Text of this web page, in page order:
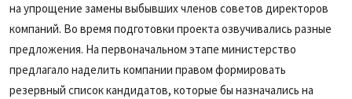
на упрощение замены выбывших членов советов директоров
компаний. Во время подготовки проекта озвучивались разные
предложения. На первоначальном этапе министерство
предлагало наделить компании правом формировать
резервный список кандидатов, которые бы назначались на